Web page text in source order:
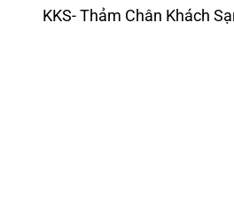
KKS- Thảm Chân Khách